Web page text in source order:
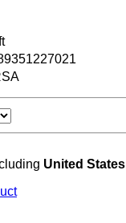
United States